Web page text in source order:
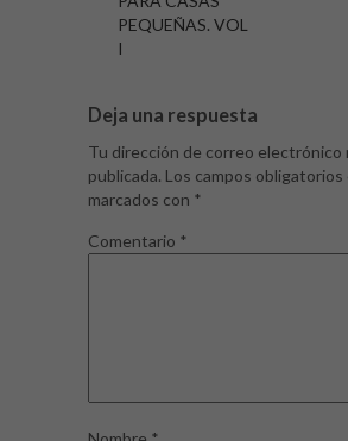
PEQUEÑAS. VOL
I
Deja una respuesta
Tu dirección de correo electrónico
publicada. Los campos obligatorios
marcados con *
Comentario *